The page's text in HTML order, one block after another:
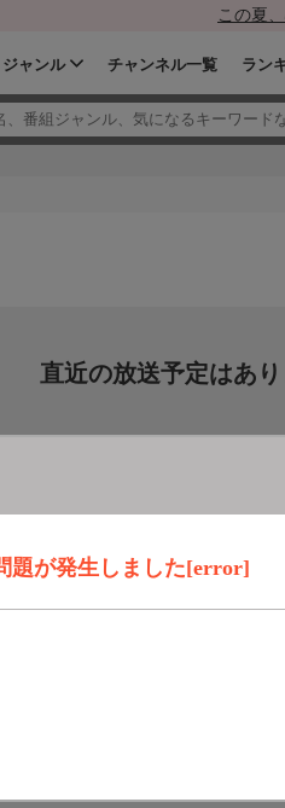
この夏
ジャンル チャンネル一覧 ラン
題が発生しました[error]
直近の放送予定はあ